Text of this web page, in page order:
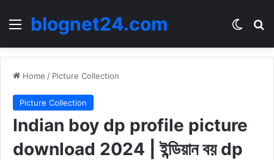
Menublognet24.com
Home / Picture Collection
Picture Collection
Indian boy dp profile picture
download 2024 | ইন্ডিয়ান বয় dp